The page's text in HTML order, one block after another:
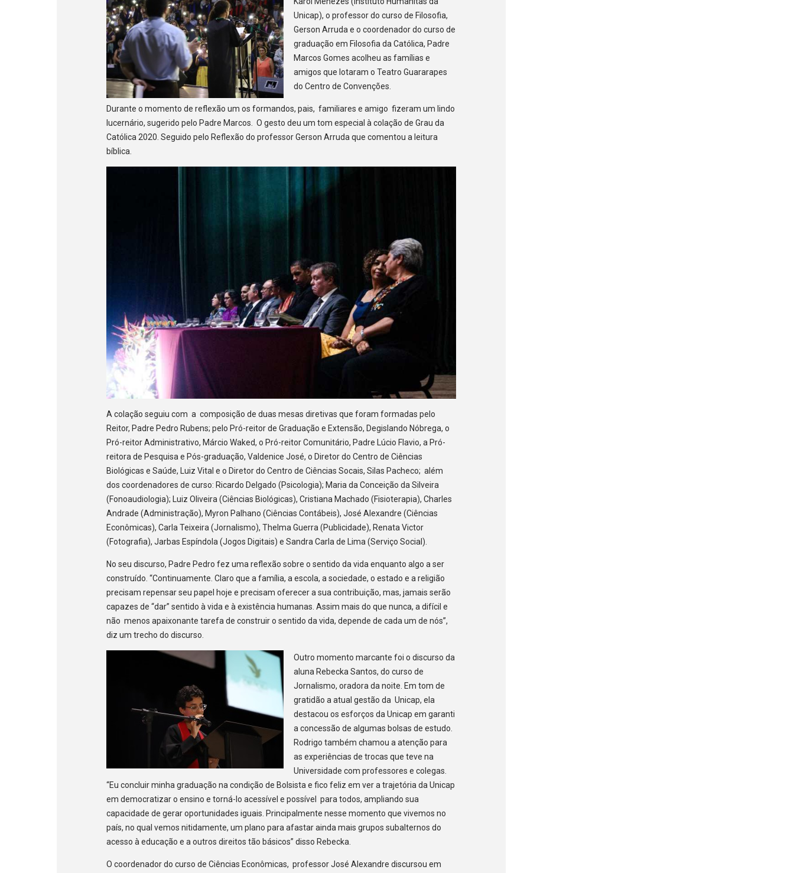
Unicap), o professor do curso de Filosofia,
Gerson Arruda e o coordenador do curso de
graduação em Filosofia da Católica, Padre
Marcos Gomes acolheu as famílias e
amigos que lotaram o Teatro Guararapes
do Centro de Convenções.
Durante o momento de reflexão um os formandos, pais, familiares e amigo fizeram um lindo
lucernário, sugerido pelo Padre Marcos. O gesto deu um tom especial à colação de Grau da
Católica 2020. Seguido pelo Reflexão do professor Gerson Arruda que comentou a leitura
bíblica.
A colação seguiu com a composição de duas mesas diretivas que foram formadas pelo
Reitor, Padre Pedro Rubens; pelo Pró-reitor de Graduação e Extensão, Degislando Nóbrega, o
Pró-reitor Administrativo, Márcio Waked, o Pró-reitor Comunitário, Padre Lúcio Flavio, a Pró-
reitora de Pesquisa e Pós-graduação, Valdenice José, o Diretor do Centro de Ciências
Biológicas e Saúde, Luiz Vital e o Diretor do Centro de Ciências Socais, Silas Pacheco; além
dos coordenadores de curso: Ricardo Delgado (Psicologia); Maria da Conceição da Silveira
(Fonoaudiologia); Luiz Oliveira (Ciências Biológicas), Cristiana Machado (Fisioterapia), Charles
Andrade (Administração), Myron Palhano (Ciências Contábeis), José Alexandre (Ciências
Econômicas), Carla Teixeira (Jornalismo), Thelma Guerra (Publicidade), Renata Victor
(Fotografia), Jarbas Espíndola (Jogos Digitais) e Sandra Carla de Lima (Serviço Social).
No seu discurso, Padre Pedro fez uma reflexão sobre o sentido da vida enquanto algo a ser
construído. “Continuamente. Claro que a família, a escola, a sociedade, o estado e a religião
precisam repensar seu papel hoje e precisam oferecer a sua contribuição, mas, jamais serão
capazes de “dar” sentido à vida e à existência humanas. Assim mais do que nunca, a difícil e
não menos apaixonante tarefa de construir o sentido da vida, depende de cada um de nós”,
diz um trecho do discurso.
Outro momento marcante foi o discurso da
aluna Rebecka Santos, do curso de
Jornalismo, oradora da noite. Em tom de
gratidão a atual gestão da Unicap, ela
destacou os esforços da Unicap em garanti
a concessão de algumas bolsas de estudo.
Rodrigo também chamou a atenção para
as experiências de trocas que teve na
Universidade com professores e colegas.
“Eu concluir minha graduação na condição de Bolsista e fico feliz em ver a trajetória da Unicap
em democratizar o ensino e torná-lo acessível e possível para todos, ampliando sua
capacidade de gerar oportunidades iguais. Principalmente nesse momento que vivemos no
país, no qual vemos nitidamente, um plano para afastar ainda mais grupos subalternos do
acesso à educação e a outros direitos tão básicos” disso Rebecka.
O coordenador do curso de Ciências Econômicas, professor José Alexandre discursou em